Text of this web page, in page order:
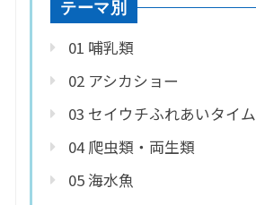
テーマ別
01 哺乳類
02 アシカショー
03 セイウチふれあいタイム
04 爬虫類・両生類
05 海水魚